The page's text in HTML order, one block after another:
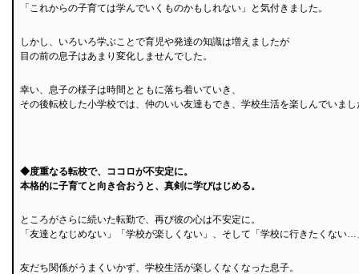
「これからの子育ては学んでいくものかもしれない」と気付きました。
しかし、いろいろ学ぶことで育児や発達の知識は増えましたが
目の前の息子はあまり変化しませんでした。
幸い、息子の様子は時間とともに落ち着いていき、
その後転校した小学校では、仲のいい友達もでき、学校生活を楽しんでいまし
◆度重なる転校で、ココロが不安定に。
本格的に子育てと向き合おうと、真剣に学びはじめる。
ところがさらに続いた転勤で、再び彼の心は不安定に。
「友達となじめない」「学校が楽しくない」、そして「学校に行きたくない…
友だち関係がうまくいかず、学校生活が楽しくなくなった息子。